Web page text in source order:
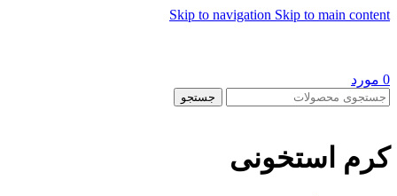
Skip to navigation Skip to main content
0 مورد
جستجو
کرم استخونی